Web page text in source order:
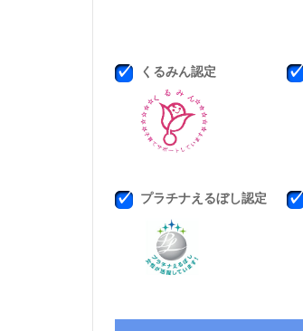
くるみん認定
プラチナえるぼし認定